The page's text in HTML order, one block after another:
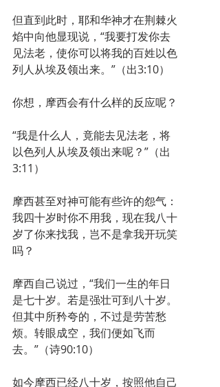
但直到此时，耶和华神才在荆棘火
焰中向他显现说，“我要打发你去
见法老，使你可以将我的百姓以色
列人从埃及领出来。”（出3:10）
你想，摩西会有什么样的反应呢？
“我是什么人，竟能去见法老，将
以色列人从埃及领出来呢？”（出
3:11）
摩西甚至对神可能有些许的怨气：
我四十岁时你不用我，现在我八十
岁了你来找我，岂不是拿我开玩笑
吗？
摩西自己说过，“我们一生的年日
是七十岁。若是强壮可到八十岁。
但其中所矜夸的，不过是劳苦愁
烦。转眼成空，我们便如飞而
去。”（诗90:10）
如今摩西已经八十岁，按照他自己